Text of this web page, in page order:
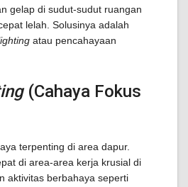
gelap di sudut-sudut ruangan
lelah. Solusinya adalah
atau pencahayaan
(Cahaya Fokus
terpenting di area dapur.
di area-area kerja krusial di
aktivitas berbahaya seperti